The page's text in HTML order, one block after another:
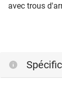
avec trous